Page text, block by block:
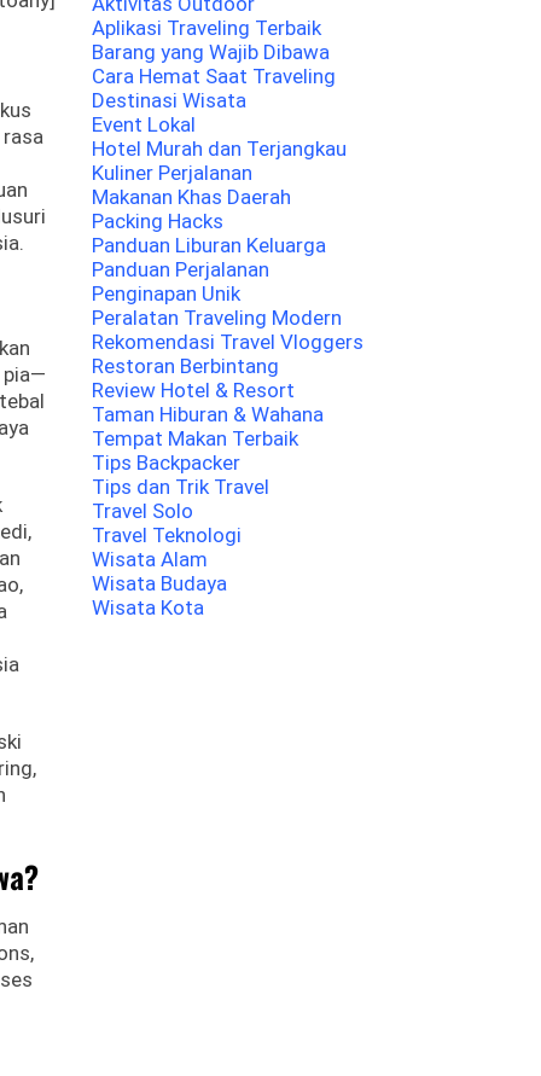
pia—
Aplikasi Traveling Terbaik
Barang yang Wajib Dibawa
Cara Hemat Saat Traveling
Destinasi Wisata
Event Lokal
Hotel Murah dan Terjangkau
Kuliner Perjalanan
Makanan Khas Daerah
Packing Hacks
Panduan Liburan Keluarga
Panduan Perjalanan
Penginapan Unik
Peralatan Traveling Modern
Rekomendasi Travel Vloggers
Restoran Berbintang
Review Hotel & Resort
Taman Hiburan & Wahana
Tempat Makan Terbaik
Tips Backpacker
Tips dan Trik Travel
Travel Solo
Travel Teknologi
Wisata Alam
Wisata Budaya
Wisata Kota